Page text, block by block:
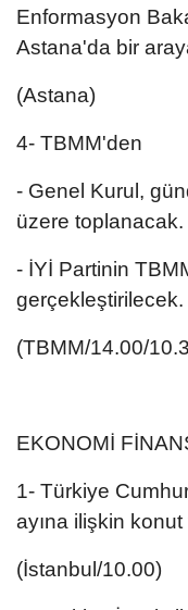
Enformasyon
Astana'da bir
(Astana)
4- TBMM'den
- Genel Kurul,
üzere toplanacak.
- İYİ Partinin
gerçekleştirilecek.
(TBMM/14.00/
EKONOMİ
1- Türkiye
ayına ilişkin
(İstanbul/10.00)